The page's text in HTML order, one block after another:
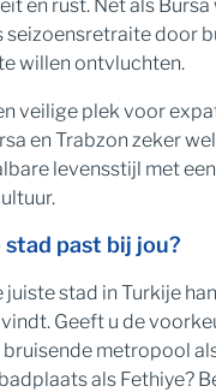
en rust. Net als
seizoensretraite door
willen ontvluchten.
veilige plek voor
en Trabzon zeker
levensstijl met
stad past bij jou?
juiste stad in Turkije
Geeft u de
bruisende metropool
als Fethiye?